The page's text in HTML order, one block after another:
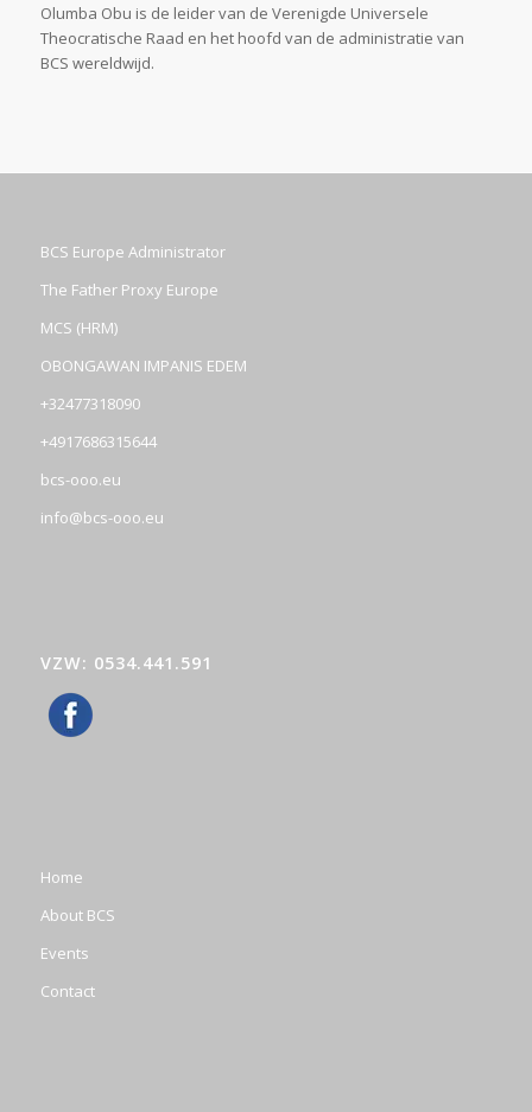
Olumba Obu is de leider van de Verenigde Universele
Theocratische Raad en het hoofd van de administratie van
BCS wereldwijd.
BCS Europe Administrator
The Father Proxy Europe
MCS (HRM)
OBONGAWAN IMPANIS EDEM
+32477318090
+4917686315644
bcs-ooo.eu
info@bcs-ooo.eu
VZW: 0534.441.591
Home
About BCS
Events
Contact